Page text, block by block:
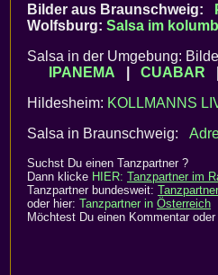
Bilder aus Braunschweig:
Wolfsburg: Salsa im
Salsa in der Umgebung:
IPANEMA
CUABAR
Hildesheim: KOLLMANNS
Salsa in Braunschweig:
Suchst Du einen Tanzpartner ?
Dann klicke HIER: Tanzpartner im
Tanzpartner bundesweit:
oder hier: Tanzpartner in Österreich
Möchtest Du einen Kommentar